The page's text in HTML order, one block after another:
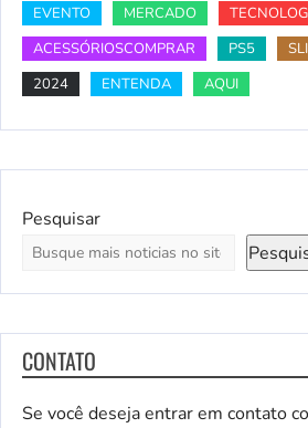
EVENTO
MERCADO
ACESSÓRIOSCOMPRAR
PS5
2024
ENTENDA AQUI
Pesquisar
CONTATO
Se você deseja entrar em contato